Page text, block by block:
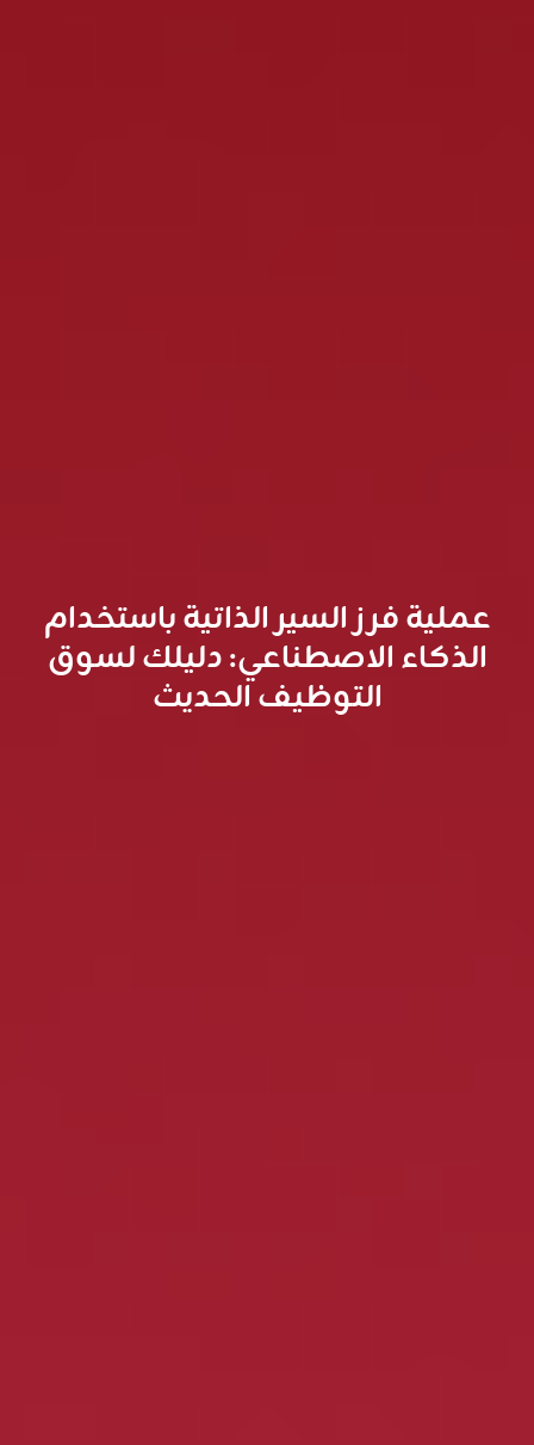
عملية فرز السير الذاتية باستخدام
الذكاء الاصطناعي: دليلك لسوق
التوظيف الحديث